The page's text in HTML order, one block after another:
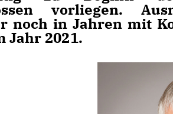
vorliegen.
noch in Jahren mit
Jahr 2021.